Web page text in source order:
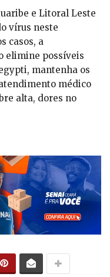
e Litoral Leste
vírus neste
casos, a
elimine possíveis
mantenha os
médico
alta, dores no